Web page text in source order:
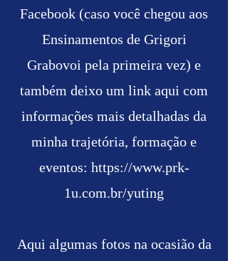
Facebook (caso você chegou aos
Ensinamentos de Grigori
Grabovoi pela primeira vez) e
também deixo um link aqui com
informações mais detalhadas da
minha trajetória, formação e
eventos: https://www.prk-
1u.com.br/yuting
Aqui algumas fotos na ocasião da